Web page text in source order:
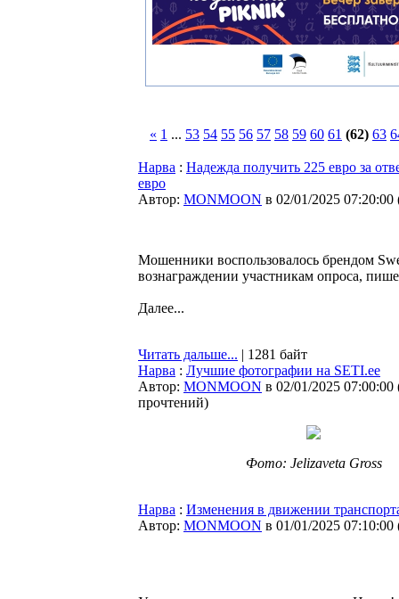
« 1 ... 53 54 55 56 57 58 59 60 61 (62) 63
Нарва : Надежда получить 225 евро за
евро
Автор: MONMOON в 02/01/2025 07:20:00
Мошенники воспользовалось брендом
вознаграждении участникам опроса,
Далее...
Читать дальше... | 1281 байт
Нарва : Лучшие фотографии на SETI.ee
Автор: MONMOON в 02/01/2025 07:00:00
прочтений)
Фото: Jelizaveta Gross
Нарва : Изменения в движении
Автор: MONMOON в 01/01/2025 07:10:00